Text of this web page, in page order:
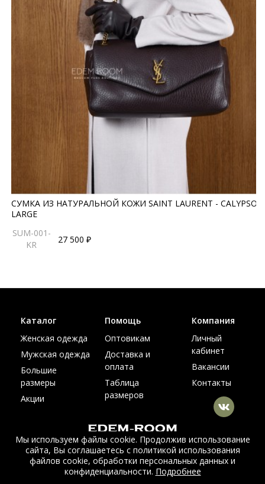
СУМКА ИЗ НАТУРАЛЬНОЙ КОЖИ SAINT LAURENT - CALYPSO
LARGE
SUM-001-
KR
27 500 ₽
© Интернет магазин верхней одежды из меха и кожи
EDEM-ROOM 2011-2026
Каталог
Женская одежда
Мужская одежда
Большие
размеры
Акции
Помощь
Оптовикам
Доставка и
оплата
Таблица
размеров
Компания
Личный
кабинет
Вакансии
Контакты
Мы используем файлы cookie. Продолжив использование
сайта, Вы соглашаетесь с политикой использования
файлов cookie, обработки персональных данных и
конфиденциальности. Подробнее